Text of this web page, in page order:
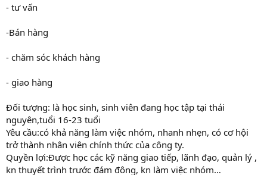
- tư vấn
-Bán hàng
- chăm sóc khách hàng
- giao hàng
Đối tượng: là học sinh, sinh viên đang học tập tại thái
nguyên,tuổi 16-23 tuổi
Yêu cầu:có khả năng làm việc nhóm, nhanh nhẹn, có cơ hội
trở thành nhân viên chính thức của công ty.
Quyền lợi:Được học các kỹ năng giao tiếp, lãnh đạo, quản lý ,
kn thuyết trình trước đám đông, kn làm việc nhóm…